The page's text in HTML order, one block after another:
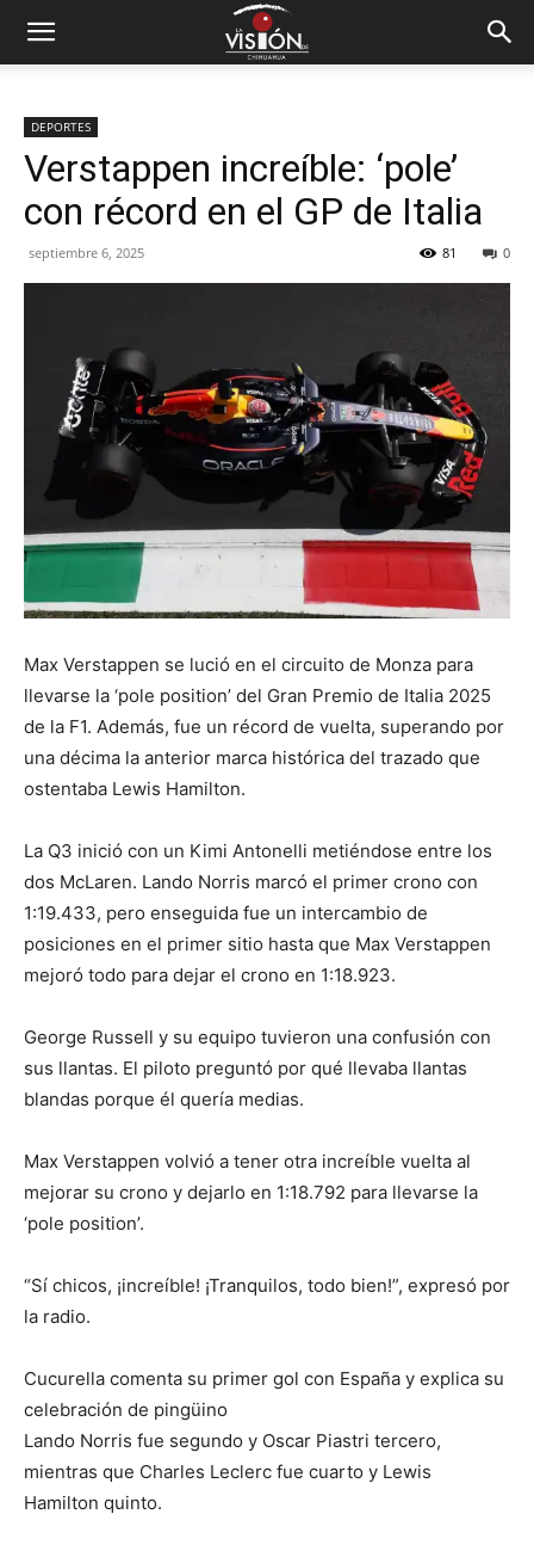
DEPORTES
Verstappen increíble: ‘pole’
con récord en el GP de Italia
septiembre 6, 2025 0
81
Max Verstappen se lució en el circuito de Monza para
llevarse la ‘pole position’ del Gran Premio de Italia 2025
de la F1. Además, fue un récord de vuelta, superando por
una décima la anterior marca histórica del trazado que
ostentaba Lewis Hamilton.
La Q3 inició con un Kimi Antonelli metiéndose entre los
dos McLaren. Lando Norris marcó el primer crono con
1:19.433, pero enseguida fue un intercambio de
posiciones en el primer sitio hasta que Max Verstappen
mejoró todo para dejar el crono en 1:18.923.
George Russell y su equipo tuvieron una confusión con
sus llantas. El piloto preguntó por qué llevaba llantas
blandas porque él quería medias.
Max Verstappen volvió a tener otra increíble vuelta al
mejorar su crono y dejarlo en 1:18.792 para llevarse la
‘pole position’.
“Sí chicos, ¡increíble! ¡Tranquilos, todo bien!”, expresó por
la radio.
Cucurella comenta su primer gol con España y explica su
celebración de pingüino
Lando Norris fue segundo y Oscar Piastri tercero,
mientras que Charles Leclerc fue cuarto y Lewis
Hamilton quinto.